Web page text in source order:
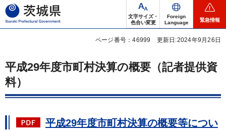
茨城県
文字サイズ・
色合い変更
Foreign
Language
緊急情報
ページ番号：46999 更新日:2024年9月26日
平成29年度市町村決算の概要（記者提供資
料）
平成29年度市町村決算の概要等につい